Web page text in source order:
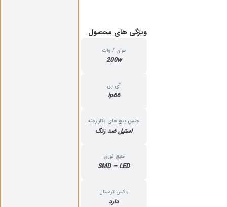
ویژگی‌ های محصول
توان / وات
200w
آی پی
ip66
جنس پیچ های بکار رفته
استیل ضد زنگ
منبع نوری
SMD – LED
باکس ترمینال
دارد